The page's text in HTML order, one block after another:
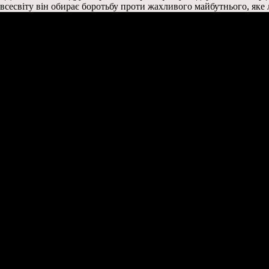
всесвіту він обирає боротьбу проти жахливого майбутнього,